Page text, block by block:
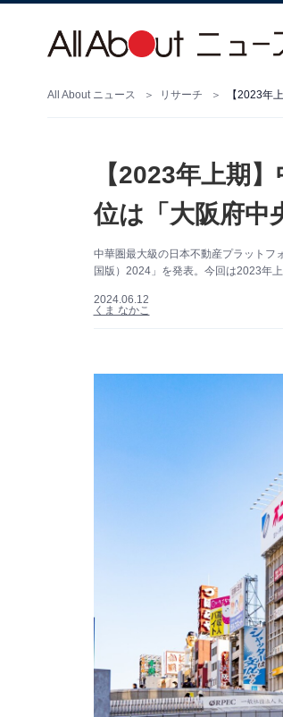
All About ニュース リサーチ 【2023年
【2023年上期
位は「大阪府中
中華圏最大級の日本不動産プラットフ
国版）2024」を発表。今回は2023年
2024.06.12
くま なかこ